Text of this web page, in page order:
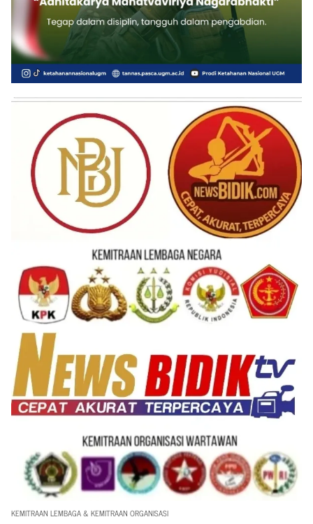
KEMITRAAN LEMBAGA & KEMITRAAN ORGANISASI